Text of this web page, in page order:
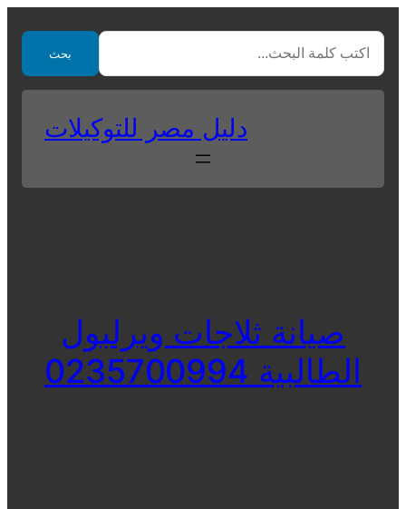
contentبحث
دليل مصر للتوكيلات
صيانة ثلاجات ويرلبول
الطالبية 0235700994